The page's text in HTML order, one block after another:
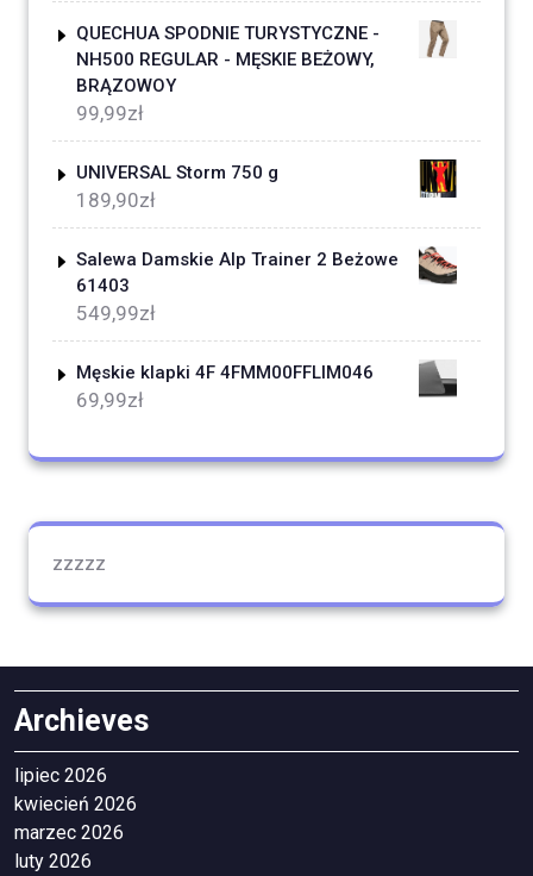
QUECHUA SPODNIE TURYSTYCZNE -
NH500 REGULAR - MĘSKIE BEŻOWY,
BRĄZOWOY
99,99zł
UNIVERSAL Storm 750 g
189,90zł
Salewa Damskie Alp Trainer 2 Beżowe
61403
549,99zł
Męskie klapki 4F 4FMM00FFLIM046
69,99zł
zzzzz
Archieves
lipiec 2026
kwiecień 2026
marzec 2026
luty 2026